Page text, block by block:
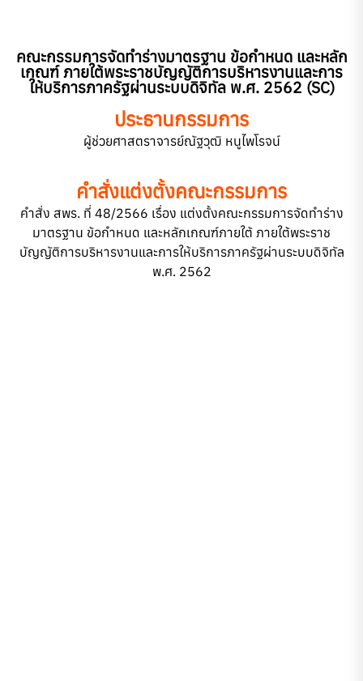
คณะกรรมการจัดทำร่างมาตรฐาน ข้อกำหนด และหลัก
เกณฑ์ ภายใต้พระราชบัญญัติการบริหารงานและการ
ให้บริการภาครัฐผ่านระบบดิจิทัล พ.ศ. 2562 (SC)
ประธานกรรมการ
ผู้ช่วยศาสตราจารย์ณัฐวุฒิ หนูไพโรจน์
คำสั่งแต่งตั้งคณะกรรมการ
คำสั่ง สพร. ที่ 48/2566 เรื่อง แต่งตั้งคณะกรรมการจัดทำร่าง
มาตรฐาน ข้อกำหนด และหลักเกณฑ์ภายใต้ ภายใต้พระราช
บัญญัติการบริหารงานและการให้บริการภาครัฐผ่านระบบดิจิทัล
พ.ศ. 2562